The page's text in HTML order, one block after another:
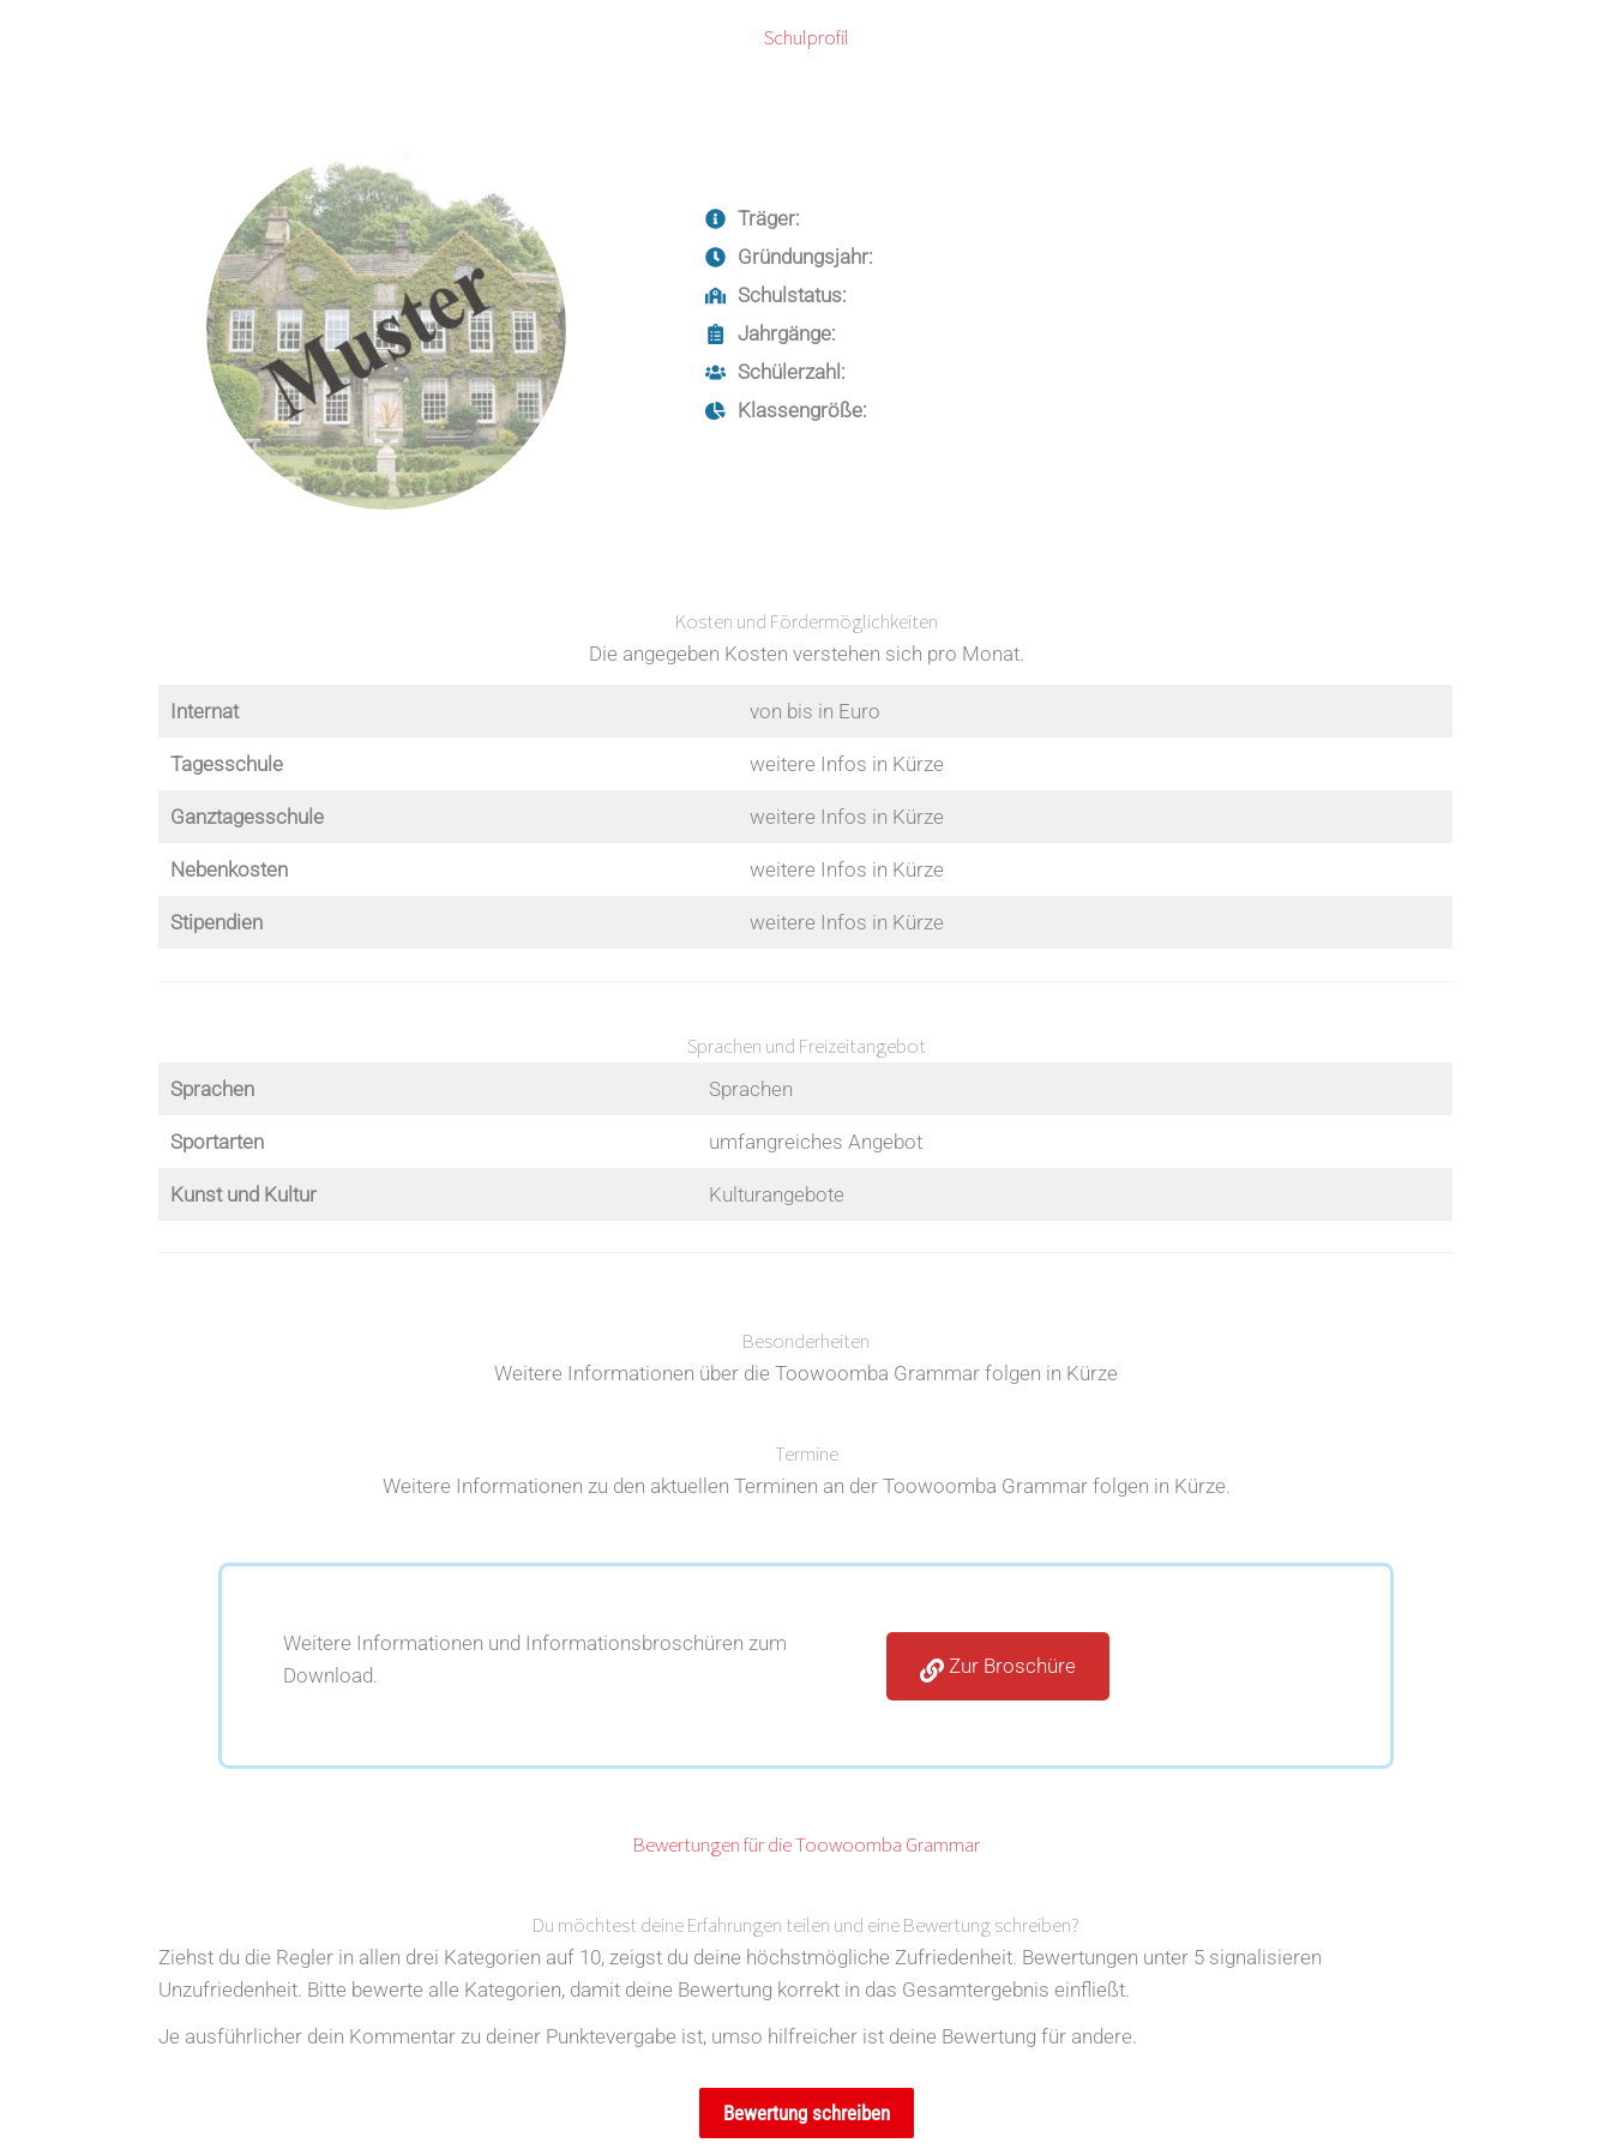
Schulprofil
Träger:
Gründungsjahr:
Schulstatus:
Jahrgänge:
Schülerzahl:
Klassengröße:
Kosten und Fördermöglichkeiten
Die angegeben Kosten verstehen sich pro Monat.
Internat von bis in Euro
Tagesschule weitere Infos in Kürze
Ganztagesschule weitere Infos in Kürze
Nebenkosten weitere Infos in Kürze
Stipendien weitere Infos in Kürze
Sprachen und Freizeitangebot
Sprachen Sprachen
Sportarten umfangreiches Angebot
Kunst und Kultur Kulturangebote
Besonderheiten
Weitere Informationen über die Toowoomba Grammar folgen in Kürze
Termine
Weitere Informationen zu den aktuellen Terminen an der Toowoomba Grammar folgen in Kürze.
Weitere Informationen und Informationsbroschüren zum
Download.
Zur Broschüre
Bewertungen für die Toowoomba Grammar
Du möchtest deine Erfahrungen teilen und eine Bewertung schreiben?
Ziehst du die Regler in allen drei Kategorien auf 10, zeigst du deine höchstmögliche Zufriedenheit. Bewertungen unter 5 signalisieren
Unzufriedenheit. Bitte bewerte alle Kategorien, damit deine Bewertung korrekt in das Gesamtergebnis einfließt.
Je ausführlicher dein Kommentar zu deiner Punktevergabe ist, umso hilfreicher ist deine Bewertung für andere.
Bewertung schreiben